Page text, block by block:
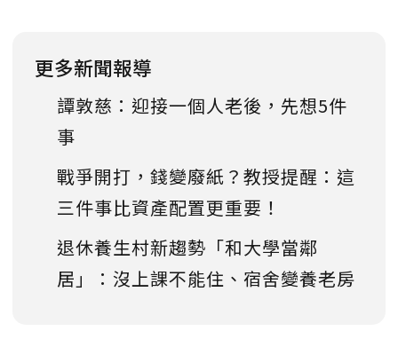
更多新聞報導
譚敦慈：迎接一個人老後，先想5件
事
戰爭開打，錢變廢紙？教授提醒：這
三件事比資產配置更重要！
退休養生村新趨勢「和大學當鄰
居」：沒上課不能住、宿舍變養老房